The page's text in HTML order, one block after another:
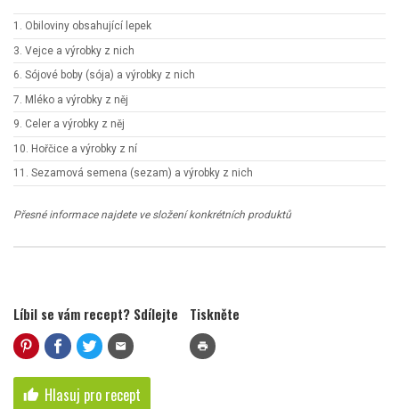
1. Obiloviny obsahující lepek
3. Vejce a výrobky z nich
6. Sójové boby (sója) a výrobky z nich
7. Mléko a výrobky z něj
9. Celer a výrobky z něj
10. Hořčice a výrobky z ní
11. Sezamová semena (sezam) a výrobky z nich
Přesné informace najdete ve složení konkrétních produktů
Líbil se vám recept? Sdílejte
mail
Tiskněte
print
thumb_up Hlasuj pro recept